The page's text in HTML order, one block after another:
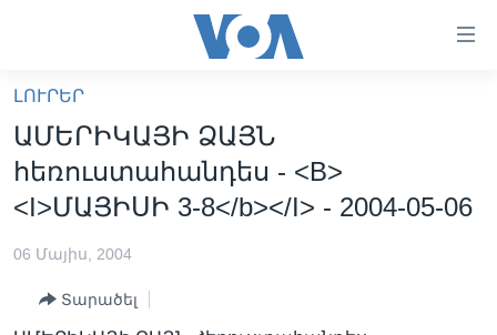
հիմնական
բովանդակությանը
անցնել
բովանդակությանը
բովանդակություն
ԼՈՒՐԵՐ
ՍՓՅՈՒՌՔ
ԼՈՒՐԵՐ
ԱՄԵՐԻԿԱՅԻ ՁԱՅՆ
հեռուստահանդես - <B>
<I>ՄԱՅԻՍԻ 3-8</b></I> - 2004-05-06
06 Մայիս, 2004
Տարածել